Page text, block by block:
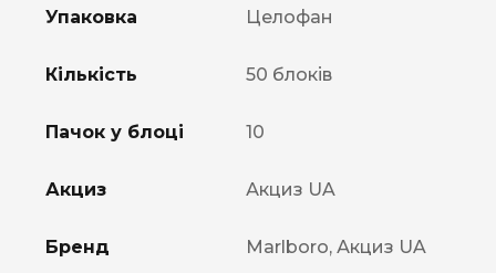
Упаковка Целофан
Кількість 50 блоків
Пачок у блоці 10
Акциз Акциз UA
Бренд Marlboro, Акциз UA